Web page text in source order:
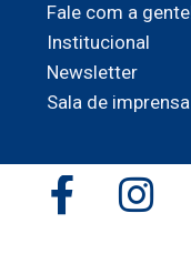
Fale com a
Institucional
Newsletter
Sala de imprensa